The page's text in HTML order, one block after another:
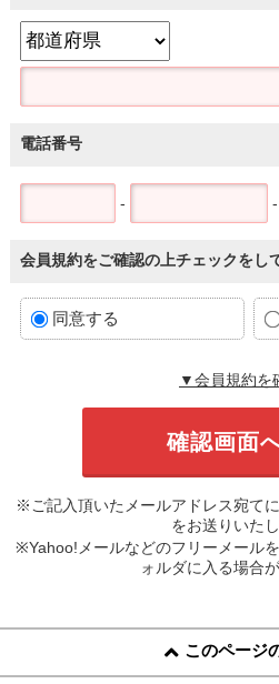
電話番号
- -
会員規約をご確認の上チェックをし
同意する
▼会員規約を
※ご記入頂いたメールアドレス宛て
をお送りいたし
※Yahoo!メールなどのフリーメール
ォルダに入る場合
このページ